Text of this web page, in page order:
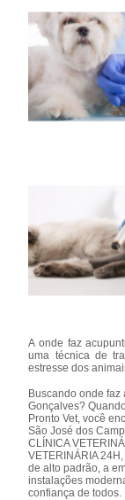
A onde faz
uma técnica de
estresse dos
Buscando onde faz
Gonçalves?
Pronto Vet, você
São José dos
CLÍNICA
VETERINÁRIA
de alto padrão, a
instalações
confiança de todos.